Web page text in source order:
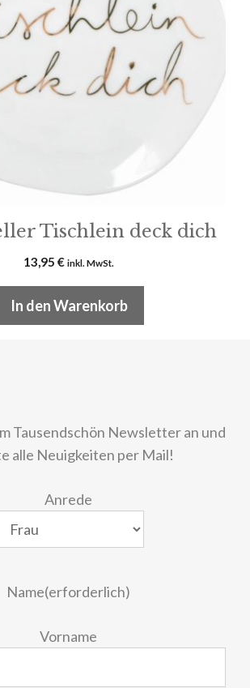
Tischlein deck dich
13,95 € inkl. MwSt.
In den Warenkorb
Tausendschön Newsletter an und
alle Neuigkeiten per Mail!
Anrede
Name(erforderlich)
Vorname